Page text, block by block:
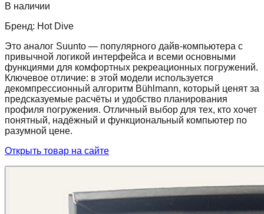
В наличии
Бренд: Hot Dive
Это аналог Suunto — популярного дайв-компьютера с
привычной логикой интерфейса и всеми основными
функциями для комфортных рекреационных погружений.
Ключевое отличие: в этой модели используется
декомпрессионный алгоритм Bühlmann, который ценят за
предсказуемые расчёты и удобство планирования
профиля погружения. Отличный выбор для тех, кто хочет
понятный, надёжный и функциональный компьютер по
разумной цене.
Открыть товар на сайте